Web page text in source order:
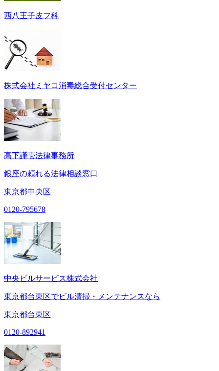
西八王子皮フ科
株式会社ミヤコ消毒総合受付センター
高下謹壱法律事務所
銀座の頼れる法律相談窓口
東京都中央区
0120-795678
中央ビルサービス株式会社
東京都台東区でビル清掃・メンテナンスなら
東京都台東区
0120-892941